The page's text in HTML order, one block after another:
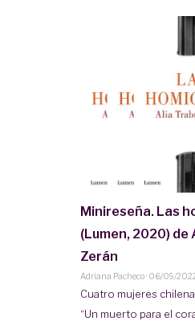
Minireseña. Las
(Lumen, 2020) de
Zerán
Adriana Pacheco· 06/09/
Cuatro mujeres
“Un muerto para el